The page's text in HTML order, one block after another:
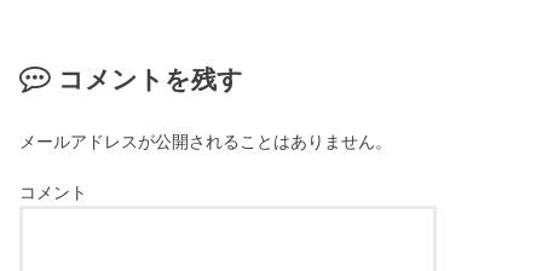
コメントを残す
メールアドレスが公開されることはありません。
コメント